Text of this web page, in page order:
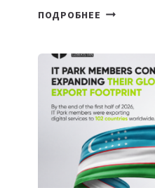
ПОДРОБНЕЕ В
НОВЫЕ
ПРЕДМЕТЫ
ПО